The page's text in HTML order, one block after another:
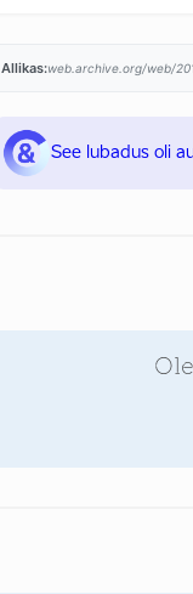
Allikas:web.archive.org/web/
See lubadus oli